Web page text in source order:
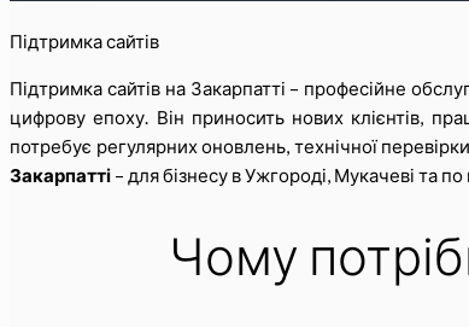
Підтримка сайтів
Підтримка сайтів на Закарпатті – професійне
цифрову епоху. Він приносить нових клієнтів,
потребує регулярних оновлень, технічної
Закарпатті – для бізнесу в Ужгороді, Мукачеві та по
Чому